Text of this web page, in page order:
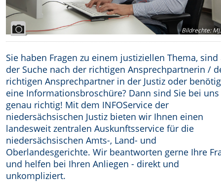
Bildrechte:
Sie haben Fragen zu einem justiziellen Thema, sind
der Suche nach der richtigen Ansprechpartnerin /
richtigen Ansprechpartner in der Justiz oder
eine Informationsbroschüre? Dann sind Sie bei uns
genau richtig! Mit dem INFOService der
niedersächsischen Justiz bieten wir Ihnen einen
landesweit zentralen Auskunftsservice für die
niedersächsischen Amts-, Land- und
Oberlandesgerichte. Wir beantworten gerne Ihre
und helfen bei Ihren Anliegen - direkt und
unkompliziert.